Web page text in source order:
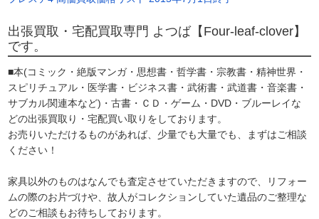
出張買取・宅配買取専門 よつば【Four-leaf-clover】
です。
■本(コミック・絶版マンガ・思想書・哲学書・宗教書・精神世界・
スピリチュアル・医学書・ビジネス書・武術書・武道書・音楽書・
サブカル関連本など)・古書・ＣＤ・ゲーム・DVD・ブルーレイな
どの出張買取り・宅配買い取りをしております。
お売りいただけるものがあれば、少量でも大量でも、まずはご相談
ください！
家具以外のものはなんでも査定させていただきますので、リフォー
ムの際のお片づけや、故人がコレクションしていた遺品のご整理な
どのご相談もお待ちしております。